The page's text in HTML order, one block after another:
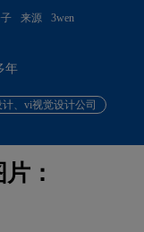
来源 3wen
年
、vi视觉设计公司
：